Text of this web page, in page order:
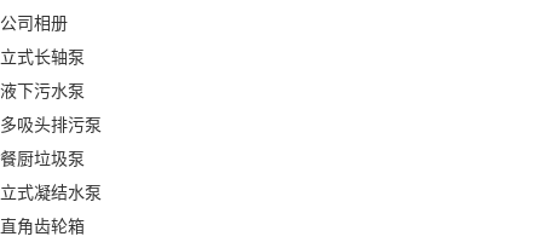
公司相册
立式长轴泵
液下污水泵
多吸头排污泵
餐厨垃圾泵
立式凝结水泵
直角齿轮箱